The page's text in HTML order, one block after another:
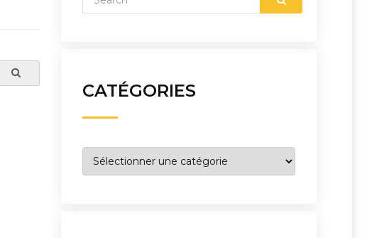
CATÉGORIES
Catégories